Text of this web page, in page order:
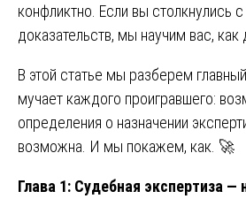
конфликтно. Если вы столкнулись
доказательств, мы научим вас, как
В этой статье мы разберем
мучает каждого проигравшего:
определения о назначении
возможна. И мы покажем, как. 🚀
Глава 1: Судебная экспертиза —